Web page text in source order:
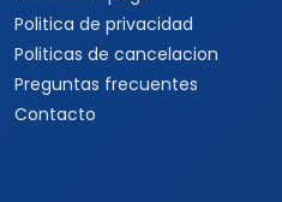
Cruceros por Asia
Cruceros por Alaska
Informacion